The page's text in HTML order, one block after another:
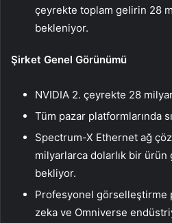
çeyrekte toplam gelirin 28
bekleniyor.
Şirket Genel Görünümü
NVIDIA 2. çeyrekte 28
Tüm pazar platformlarında
Spectrum-X Ethernet ağ
milyarlarca dolarlık bir
bekliyor.
Profesyonel görselleştirme
zeka ve Omniverse